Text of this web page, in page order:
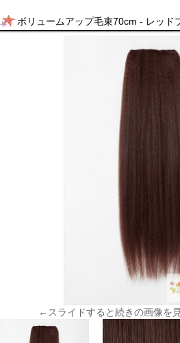
ボリュームアップ毛束70cm - レッド
←スライドすると続きの画像を